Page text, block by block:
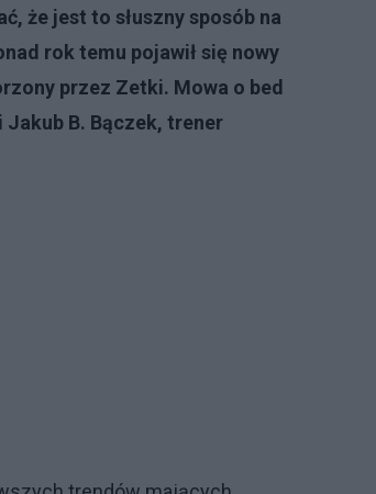
że jest to słuszny sposób na
rok temu pojawił się nowy
przez Zetki. Mowa o bed
B. Bączek, trener